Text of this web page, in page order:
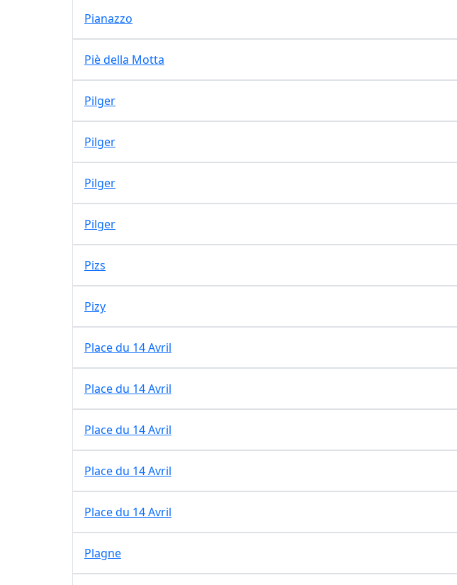
Pianazzo
Piè della Motta
Pilger
Pilger
Pilger
Pilger
Pizs
Pizy
Place du 14 Avril
Place du 14 Avril
Place du 14 Avril
Place du 14 Avril
Place du 14 Avril
Plagne